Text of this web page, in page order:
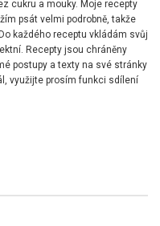
cukru a mouky. Moje recepty
psát velmi podrobně, takže
každého receptu vkládám svůj
Recepty jsou chráněny
postupy a texty na své stránky
využijte prosím funkci sdílení